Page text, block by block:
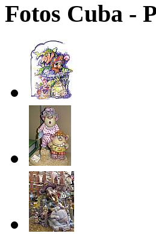
Fotos Cuba -